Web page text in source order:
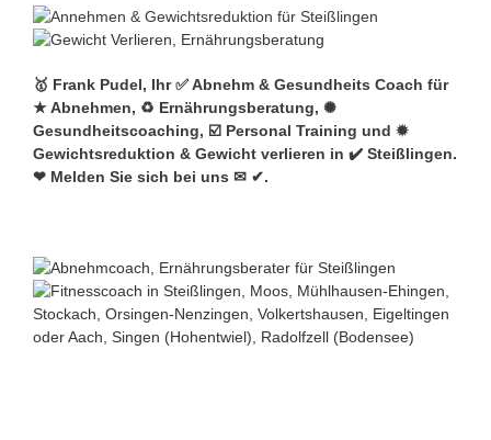
🥇 Frank Pudel, Ihr ✅ Abnehm & Gesundheits Coach für
★ Abnehmen, ♻ Ernährungsberatung, ✺
Gesundheitscoaching, ☑️ Personal Training und ✹
Gewichtsreduktion & Gewicht verlieren in ✔️ Steißlingen.
❤ Melden Sie sich bei uns ✉ ✔.